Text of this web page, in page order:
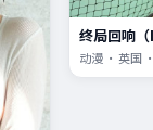
终局回响（
动漫 · 英国